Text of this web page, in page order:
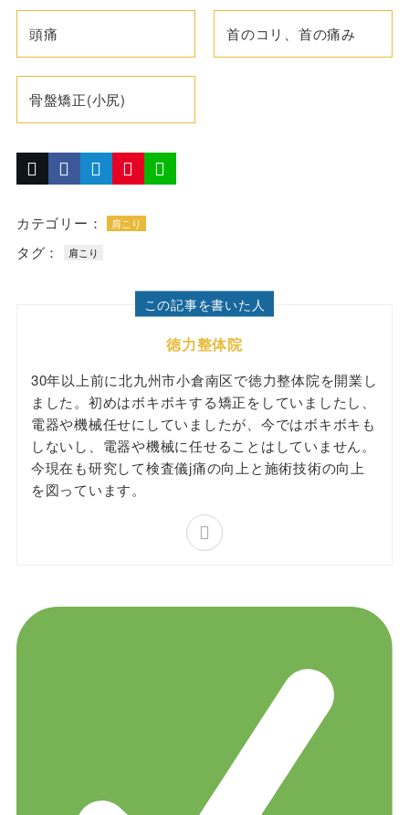
頭痛 首のコリ、首の痛み
骨盤矯正(小尻)
カテゴリー： 肩こり
タグ： 肩こり
この記事を書いた人
徳力整体院
30年以上前に北九州市小倉南区で徳力整体院を開業し
ました。初めはボキボキする矯正をしていましたし、
電器や機械任せにしていましたが、今ではボキボキも
しないし、電器や機械に任せることはしていません。
今現在も研究して検査儀j痛の向上と施術技術の向上
を図っています。